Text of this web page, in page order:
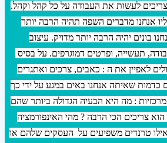
צריכים לעשות את העבודה על כל קהל וקהל.
אנחנו מדברים השפה תהיה הרבה יותר
בונים יהיה הרבה יותר מדויק. עיצוב
תעשייה, ופרטים דמוגרפים. על בסיס
לאפיין את ה : כאבים, צרכים ואתגרים
כדמות שאיתה אנחנו באים במגע על ידי כך
: מה היא הבעיה הגדולה ביותר שהם
צריכים הכי הרבה ? מהי האינפורמציה
טרנדים משפיעים על העסקים שלהם או